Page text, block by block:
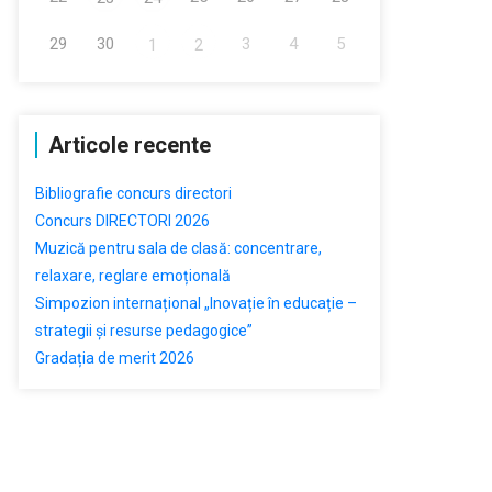
29 30 1 2 3 4 5
Articole recente
Bibliografie concurs directori
Concurs DIRECTORI 2026
Muzică pentru sala de clasă: concentrare,
relaxare, reglare emoțională
Simpozion internațional „Inovație în educație –
strategii și resurse pedagogice”
Gradația de merit 2026